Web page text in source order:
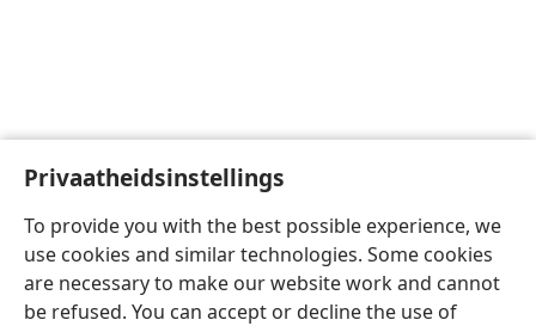
Privaatheidsinstellings
To provide you with the best possible experience, we
use cookies and similar technologies. Some cookies
are necessary to make our website work and cannot
be refused. You can accept or decline the use of
Afrikaans Voorkeure
Copyright© 2026 Watch Tower Bible and Tract Society of Pennsylvania
Privaatheidsbeleid
JW.ORG
Meld aan